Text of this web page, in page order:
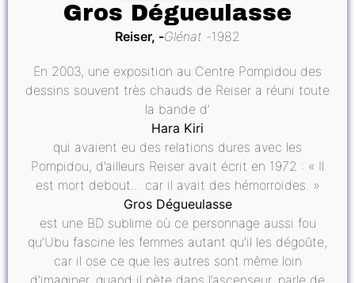
Gros Dégueulasse
Reiser, Glénat 1982
En 2003, une exposition au Centre Pompidou des
dessins souvent très chauds de Reiser a réuni toute
la bande d’
Hara Kiri
qui avaient eu des relations dures avec les
Pompidou, d’ailleurs Reiser avait écrit en 1972 : « Il
est mort debout… car il avait des hémorroïdes. »
Gros Dégueulasse
est une BD sublime où ce personnage aussi fou
qu’Ubu fascine les femmes autant qu’il les dégoûte,
car il ose ce que les autres sont même loin